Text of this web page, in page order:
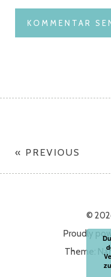
« PREVIOUS
©
Proudly
Theme: